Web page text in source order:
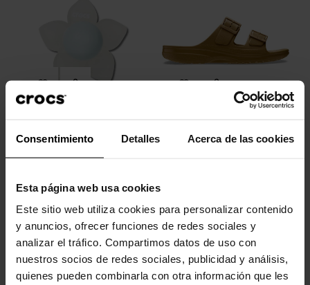
Consentimiento Detalles Acerca de las cookies
Esta página web usa cookies
Este sitio web utiliza cookies para personalizar contenido
y anuncios, ofrecer funciones de redes sociales y
analizar el tráfico. Compartimos datos de uso con
nuestros socios de redes sociales, publicidad y análisis,
quienes pueden combinarla con otra información que les
4,99 € 3,99 € 44,90 € 35,92 €
-20%